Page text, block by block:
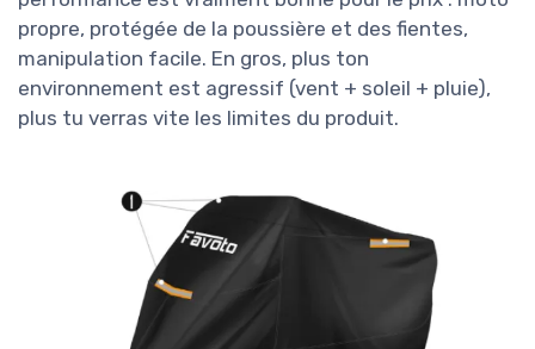
propre, protégée de la poussière et des fientes,
manipulation facile. En gros, plus ton
environnement est agressif (vent + soleil + pluie),
plus tu verras vite les limites du produit.